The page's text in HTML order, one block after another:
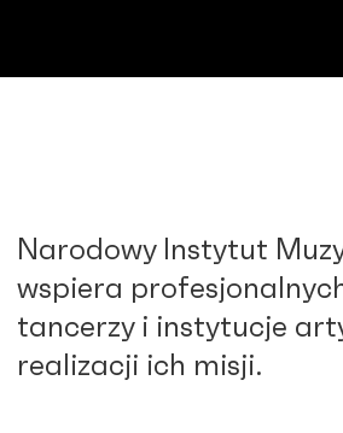
Narodowy Instytut
wspiera
tancerzy i instytucje
realizacji ich misji.